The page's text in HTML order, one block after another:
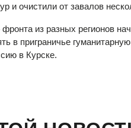
и очистили от завалов
из разных регионов
в приграничье
в Курске.